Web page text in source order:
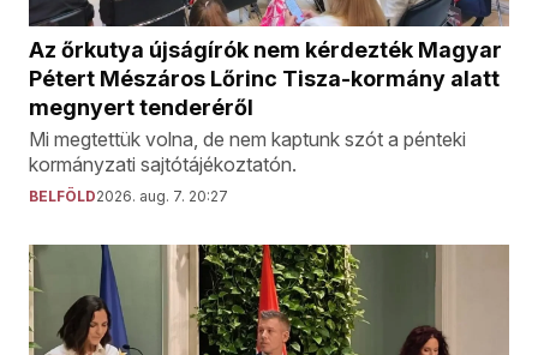
Az őrkutya újságírók nem kérdezték Magyar
Pétert Mészáros Lőrinc Tisza-kormány alatt
megnyert tenderéről
Mi megtettük volna, de nem kaptunk szót a pénteki
kormányzati sajtótájékoztatón.
BELFÖLD2026. aug. 7. 20:27